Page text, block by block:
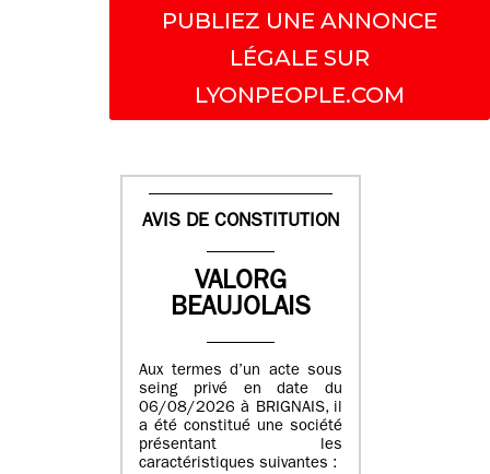
PUBLIEZ UNE ANNONCE
LÉGALE SUR
LYONPEOPLE.COM
AVIS DE CONSTITUTION
VALORG
BEAUJOLAIS
Aux termes d’un acte sous
seing privé en date du
06/08/2026 à BRIGNAIS, il
a été constitué une société
présentant les
caractéristiques suivantes :